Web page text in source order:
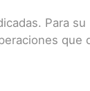
Para su
que